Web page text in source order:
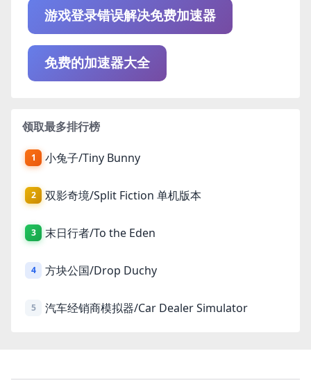
游戏登录错误解决免费加速器
免费的加速器大全
领取最多排行榜
1 小兔子/Tiny Bunny
2 双影奇境/Split Fiction 单机版本
3 末日行者/To the Eden
4 方块公国/Drop Duchy
5 汽车经销商模拟器/Car Dealer Simulator